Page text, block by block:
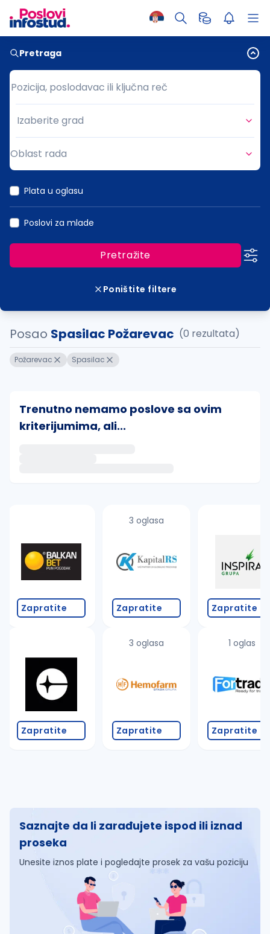
Pretraga
Pozicija, poslodavac ili ključna reč
Pozicija, poslodavac ili ključna reč
Grad
Izaberite grad
Oblast rada
Plata u oglasu
Poslovi za mlade
Pretražite
Poništite filtere
Posao Spasilac Požarevac (0 rezultata)
Požarevac Spasilac
Trenutno nemamo poslove sa ovim
kriterijumima, ali...
Takođe možete da:
proverite pravopisne greške (koristite č, ć, š, đ,
promenite odabrane filtere pretrage
Zapratite
Zapratite
3 oglasa
Zapratite
3 oglasa
Zapratite
Zapratite
1 oglas
Zapratite
Saznajte da li zarađujete ispod ili iznad
proseka
Unesite iznos plate i pogledajte prosek za vašu poziciju